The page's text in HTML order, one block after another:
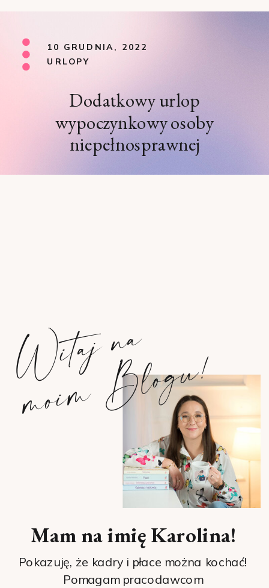
Dodatkowy urlop
wypoczynkowy osoby
niepełnosprawnej
URLOPY
10 GRUDNIA, 2022
W
i
t
a
j
n
a
m
o
i
m
B
l
o
g
u
!
Pokazuję, że kadry i płace można kochać!
Pomagam pracodawcom
Mam na imię Karolina!